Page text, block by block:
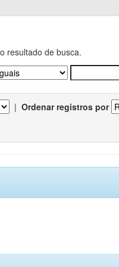
resultado de busca.
| Ordenar registros por